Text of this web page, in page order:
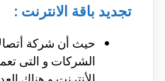
تجديد باقة الانترنت :
حيث أن شركة
الشركات و التى